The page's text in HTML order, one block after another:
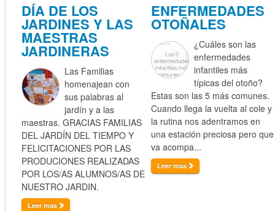
DÍA DE LOS
JARDINES Y LAS
MAESTRAS
JARDINERAS
Las Familias
homenajean con
sus palabras al
jardín y a las
maestras. GRACIAS FAMILIAS
DEL JARDÍN DEL TIEMPO Y
FELICITACIONES POR LAS
PRODUCIONES REALIZADAS
POR LOS/AS ALUMNOS/AS DE
NUESTRO JARDIN.
Leer mas
ENFERMEDADES
OTOÑALES
¿Cuáles son las
enfermedades
infantiles más
típicas del otoño?
Estas son las 5 más comunes.
Cuando llega la vuelta al cole y
la rutina nos adentramos en
una estación preciosa pero que
va acompa...
Leer mas